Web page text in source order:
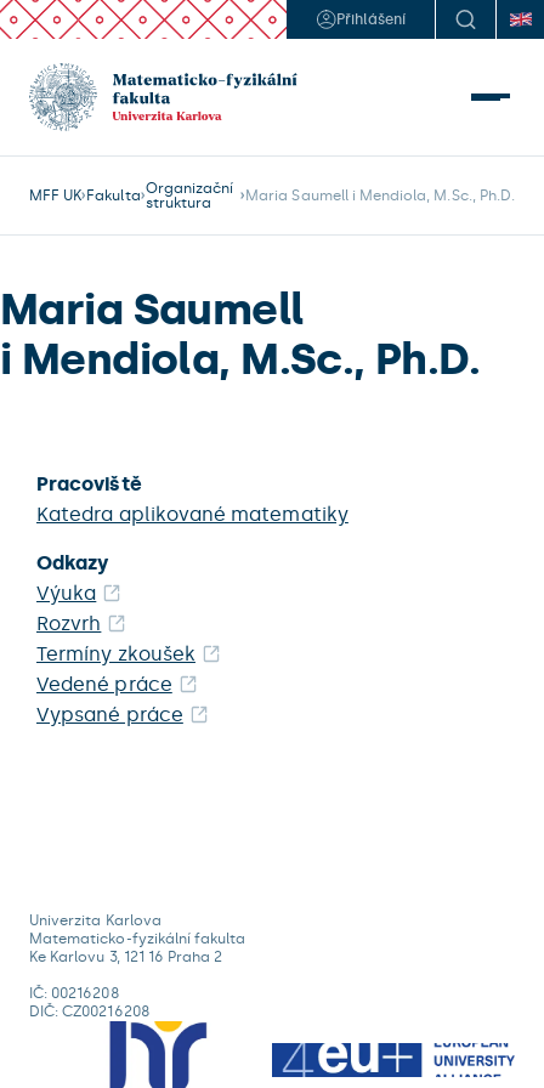
Přihlášení
MFF UK Fakulta Organizační
struktura
Maria Saumell i Mendiola, M.Sc., Ph.D.
Maria Saumell
i Mendiola, M.Sc., Ph.D.
Pracoviště
Katedra aplikované matematiky
Odkazy
Výuka
Rozvrh
Termíny zkoušek
Vedené práce
Vypsané práce
Univerzita Karlova
Matematicko-fyzikální fakulta
Ke Karlovu 3, 121 16 Praha 2
IČ: 00216208
DIČ: CZ00216208